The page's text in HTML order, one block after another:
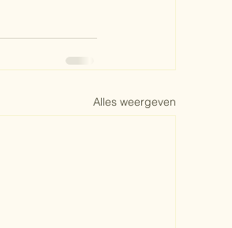
Alles weergeven